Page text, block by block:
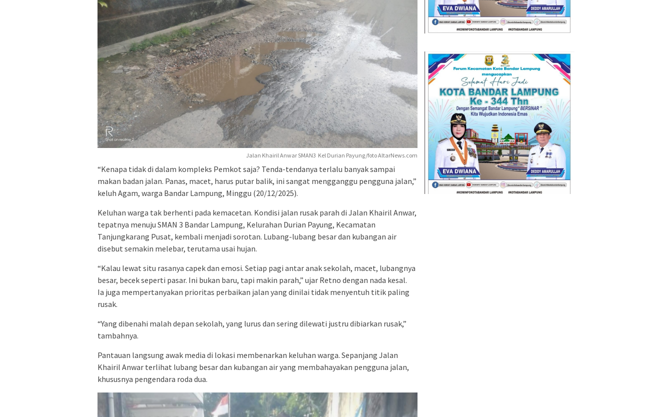
Jalan Khairil Anwar SMAN3 Kel Durian Payung/foto AltarNews.com
“Kenapa tidak di dalam kompleks Pemkot saja? Tenda-tendanya terlalu banyak sampai
makan badan jalan. Panas, macet, harus putar balik, ini sangat mengganggu pengguna jalan,”
keluh Agam, warga Bandar Lampung, Minggu (20/12/2025).
Keluhan warga tak berhenti pada kemacetan. Kondisi jalan rusak parah di Jalan Khairil Anwar,
tepatnya menuju SMAN 3 Bandar Lampung, Kelurahan Durian Payung, Kecamatan
Tanjungkarang Pusat, kembali menjadi sorotan. Lubang-lubang besar dan kubangan air
disebut semakin melebar, terutama usai hujan.
“Kalau lewat situ rasanya capek dan emosi. Setiap pagi antar anak sekolah, macet, lubangnya
besar, becek seperti pasar. Ini bukan baru, tapi makin parah,” ujar Retno dengan nada kesal.
Ia juga mempertanyakan prioritas perbaikan jalan yang dinilai tidak menyentuh titik paling
rusak.
“Yang dibenahi malah depan sekolah, yang lurus dan sering dilewati justru dibiarkan rusak,”
tambahnya.
Pantauan langsung awak media di lokasi membenarkan keluhan warga. Sepanjang Jalan
Khairil Anwar terlihat lubang besar dan kubangan air yang membahayakan pengguna jalan,
khususnya pengendara roda dua.